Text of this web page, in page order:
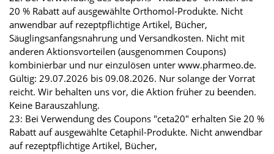
20 % Rabatt auf ausgewählte Orthomol-Produkte. Nicht
anwendbar auf rezeptpflichtige Artikel, Bücher,
Säuglingsanfangsnahrung und Versandkosten. Nicht mit
anderen Aktionsvorteilen (ausgenommen Coupons)
kombinierbar und nur einzulösen unter www.pharmeo.de.
Gültig: 29.07.2026 bis 09.08.2026. Nur solange der Vorrat
reicht. Wir behalten uns vor, die Aktion früher zu beenden.
Keine Barauszahlung.
23: Bei Verwendung des Coupons "ceta20" erhalten Sie 20 %
Rabatt auf ausgewählte Cetaphil-Produkte. Nicht anwendbar
auf rezeptpflichtige Artikel, Bücher,